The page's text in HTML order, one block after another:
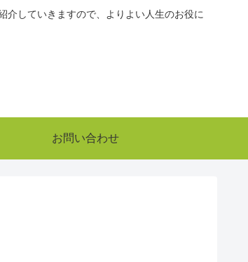
介していきますので、よりよい人生のお役に
お問い合わせ